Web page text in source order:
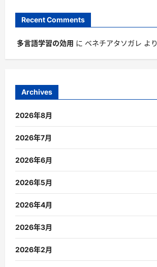
Recent Comments
多言語学習の効用 に ベネチアタソガレ より
Archives
2026年8月
2026年7月
2026年6月
2026年5月
2026年4月
2026年3月
2026年2月